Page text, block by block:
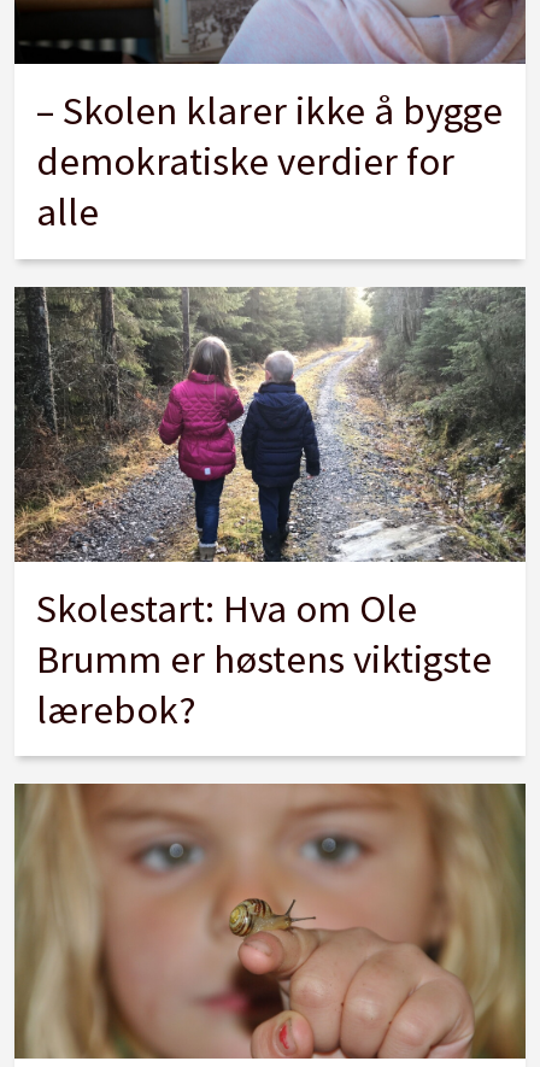
– Skolen klarer ikke å bygge
demokratiske verdier for
alle
Skolestart: Hva om Ole
Brumm er høstens viktigste
lærebok?